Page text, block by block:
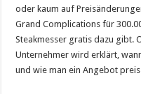
oder kaum auf
Grand Complications für
Steakmesser gratis dazu gibt.
Unternehmer wird erklärt,
und wie man ein Angebot